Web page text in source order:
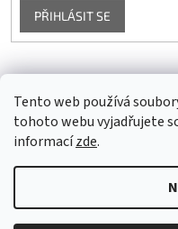
Tento web používá
tohoto webu vyjadřujete
informacízde.
PŘIHLÁSIT SE